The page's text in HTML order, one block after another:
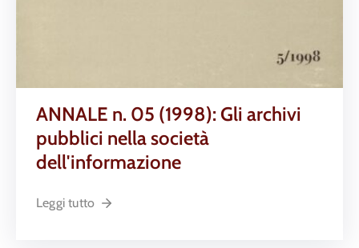
ANNALE n. 05 (1998): Gli archivi
pubblici nella società
dell'informazione
Leggi tutto